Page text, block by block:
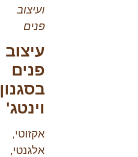
ועיצוב
פנים
עיצוב
פנים
בסגנון
וינטג'
אקזוטי,
אלגנטי,